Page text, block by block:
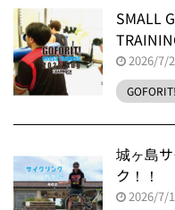
SMALL
2026/7/
城ヶ島
ク！！
2026/7/